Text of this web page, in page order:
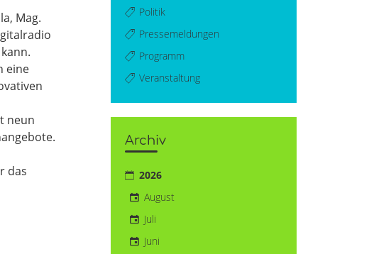
Mag.
eine
neun
das
Politik
Pressemeldungen
Programm
Veranstaltung
Archiv
2026
August
Juli
Juni